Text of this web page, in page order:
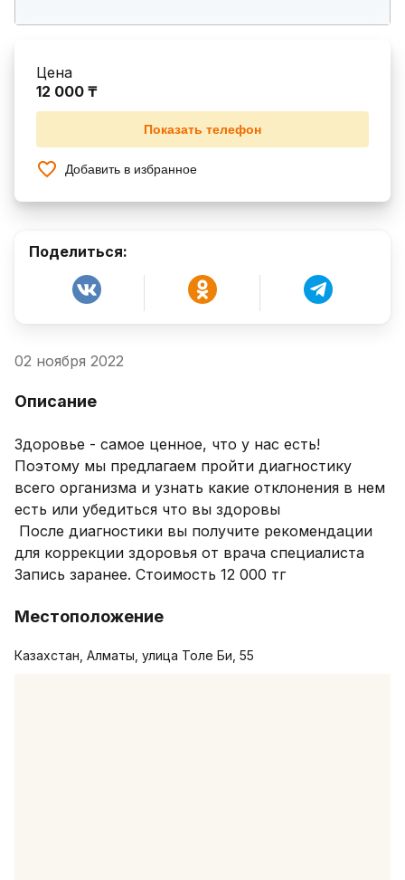
Цена
12 000 ₸
Показать телефон
Добавить в избранное
Поделиться:
02 ноября 2022
Описание
Здоровье - самое ценное, что у нас есть!
Поэтому мы предлагаем пройти диагностику
всего организма и узнать какие отклонения в нем
есть или убедиться что вы здоровы
для коррекции здоровья от врача специалиста
Запись заранее. Стоимость 12 000 тг
Местоположение
Казахстан, Алматы, улица Толе Би, 55